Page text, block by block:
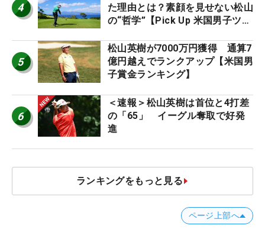
4
た理由とは？素顔を見せない松山
の“哲学”【Pick Up 米国男子ツア
5
松山英樹が7000万円獲得 通算7
億円越えでランクアップ【米国男
子賞金ランキング】
6
＜速報＞松山英樹は首位と4打差
の「65」 イーグル奪取で好発
進
ランキングをもっと見る
ページ上部へ